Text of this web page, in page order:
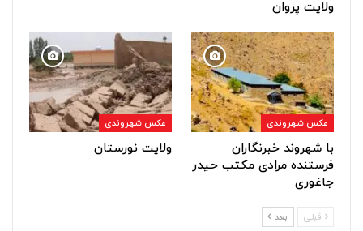
ولایت پروان
عکس شهروندی
با شهروند خبرنگاران
فرستنده مرادی مکتب حیدر
جاغوری
عکس شهروندی
ولایت نورستان
قبلی بعد